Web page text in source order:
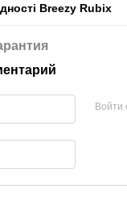
Breezy Rubix
Войти